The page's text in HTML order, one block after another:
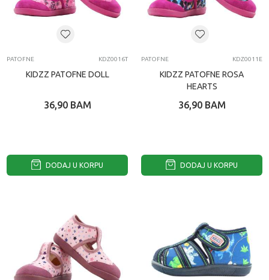
PATOFNE KDZ0016T
KIDZZ PATOFNE DOLL
36,90 BAM
DODAJ U KORPU
PATOFNE KDZ0011E
KIDZZ PATOFNE ROSA
HEARTS
36,90 BAM
DODAJ U KORPU